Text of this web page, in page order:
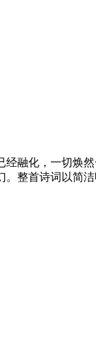
融化，一切焕
整首诗词以简